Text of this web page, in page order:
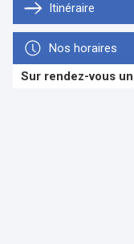
Itinéraire
Nos horaires
Sur rendez-vous